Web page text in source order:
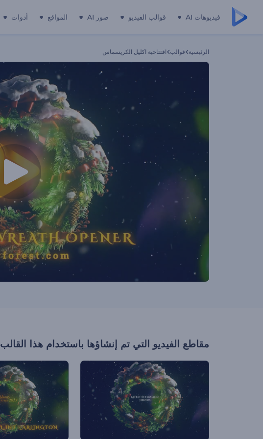
فيديوهات AI قوالب الفيديو صور AI المواقع أدوات
الرئيسية قوالب افتتاحية اكليل الكريسماس
مقاطع الفيديو التي تم إنشاؤها باستخدام هذا القالب